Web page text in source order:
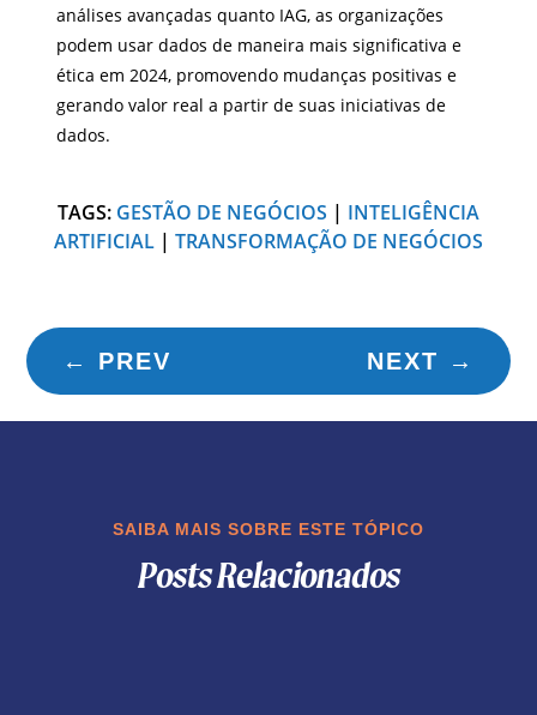
análises avançadas quanto IAG, as organizações
podem usar dados de maneira mais significativa e
ética em 2024, promovendo mudanças positivas e
gerando valor real a partir de suas iniciativas de
dados.
TAGS: GESTÃO DE NEGÓCIOS | INTELIGÊNCIA
ARTIFICIAL | TRANSFORMAÇÃO DE NEGÓCIOS
← PREV NEXT →
SAIBA MAIS SOBRE ESTE TÓPICO
Posts Relacionados